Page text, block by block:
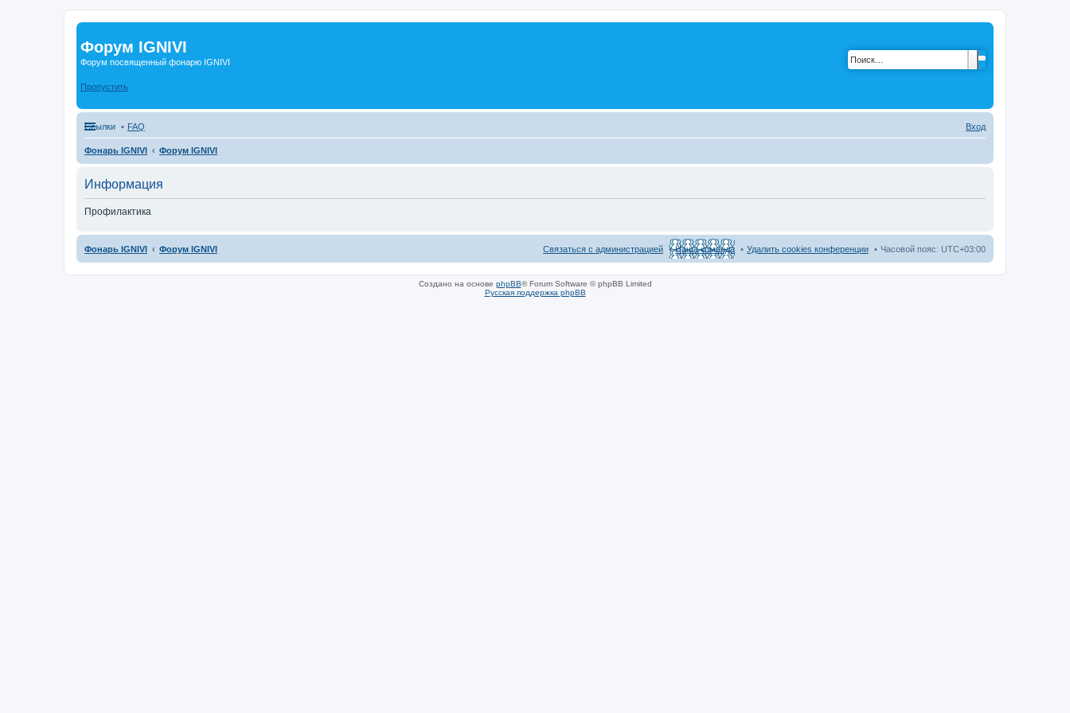
Форум IGNIVI
Форум посвященный фонарю IGNIVI
Пропустить
Ссылки FAQ Вход
Фонарь IGNIVI Форум IGNIVI
Информация
Профилактика
Фонарь IGNIVI Форум IGNIVI Часовой пояс: UTC+03:00
Удалить cookies конференции
Наша команда
Связаться с администрацией
Создано на основе phpBB® Forum Software © phpBB Limited
Русская поддержка phpBB